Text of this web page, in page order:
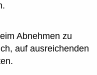
Abnehmen zu
auf ausreichenden